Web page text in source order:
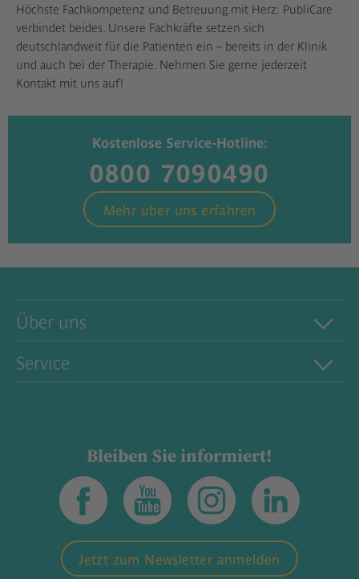
Höchste Fachkompetenz und Betreuung mit Herz: PubliCare
verbindet beides. Unsere Fachkräfte setzen sich
deutschlandweit für die Patienten ein – bereits in der Klinik
und auch bei der Therapie. Nehmen Sie gerne jederzeit
Kontakt mit uns auf!
Kostenlose Service-Hotline:
0800 7090490
Mehr über uns erfahren
Über uns
Service
Bleiben Sie informiert!
Jetzt zum Newsletter anmelden